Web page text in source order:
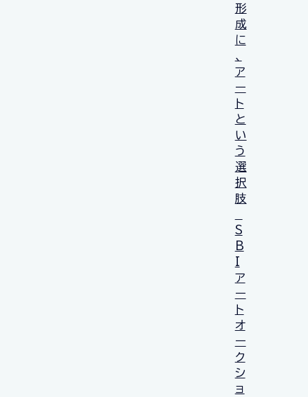
形
成
に
、
ア
ー
ト
と
い
う
選
択
肢
S
B
I
ア
ー
ト
オ
ー
ク
シ
ョ